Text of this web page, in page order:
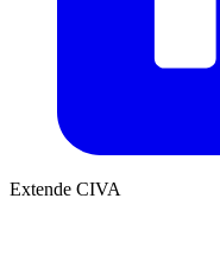
Extende CIVA